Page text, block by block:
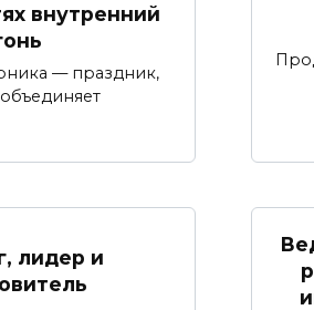
внутренний
— праздник,
лидер и